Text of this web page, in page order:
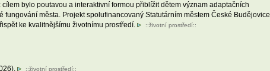
bylo poutavou a interaktivní formou přiblížit dětem význam adaptačních
města. Projekt spolufinancovaný Statutárním městem České Budějovice
ke kvalitnějšímu životnímu prostředí.
::životní prostředí::
::životní prostředí::